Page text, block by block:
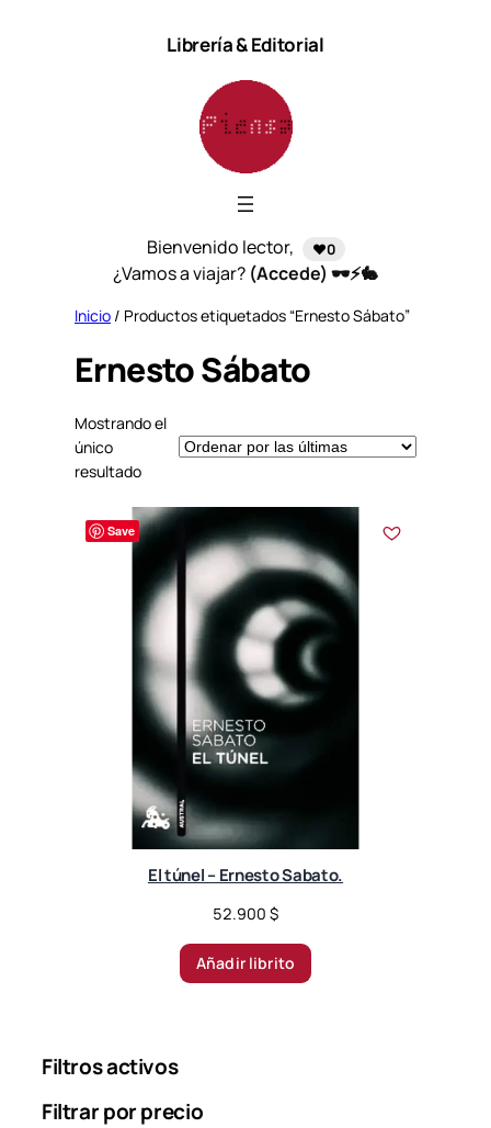
Librería & Editorial
Bienvenido lector, ❤️0
¿Vamos a viajar? (Accede) 🕶️⚡🐇
Inicio / Productos etiquetados “Ernesto Sábato”
Ernesto Sábato
Mostrando el
único
resultado
Save
El túnel – Ernesto Sabato.
52.900 $
Añadir librito
Filtros activos
Filtrar por precio